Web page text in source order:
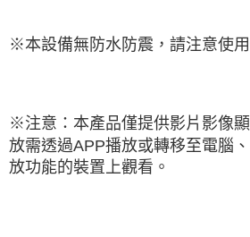
※本設備無防水防震，請注意使
※注意：本產品僅提供影片影像
放需透過APP播放或轉移至電腦
放功能的裝置上觀看。